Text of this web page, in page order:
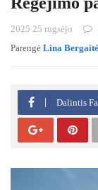
2025 25 rugsėjo
Parengė Lina Bergaitė
Dalintis